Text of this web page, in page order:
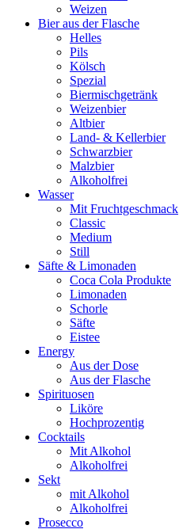
Weizen
Bier aus der Flasche
Helles
Pils
Kölsch
Spezial
Biermischgetränk
Weizenbier
Altbier
Land- & Kellerbier
Schwarzbier
Malzbier
Alkoholfrei
Wasser
Mit Fruchtgeschmack
Classic
Medium
Still
Säfte & Limonaden
Coca Cola Produkte
Limonaden
Schorle
Säfte
Eistee
Energy
Aus der Dose
Aus der Flasche
Spirituosen
Liköre
Hochprozentig
Cocktails
Mit Alkohol
Alkoholfrei
Sekt
mit Alkohol
Alkoholfrei
Prosecco